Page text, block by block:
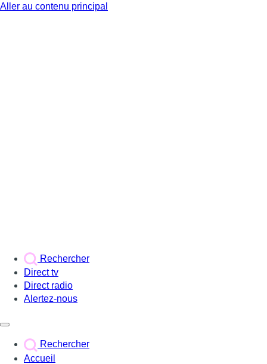
Aller au contenu principal
Rechercher
Direct tv
Direct radio
Alertez-nous
Rechercher
Accueil